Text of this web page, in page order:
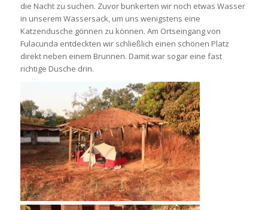
die Nacht zu suchen. Zuvor bunkerten wir noch etwas Wasser
in unserem Wassersack, um uns wenigstens eine
Katzendusche gönnen zu können. Am Ortseingang von
Fulacunda entdeckten wir schließlich einen schönen Platz
direkt neben einem Brunnen. Damit war sogar eine fast
richtige Dusche drin.